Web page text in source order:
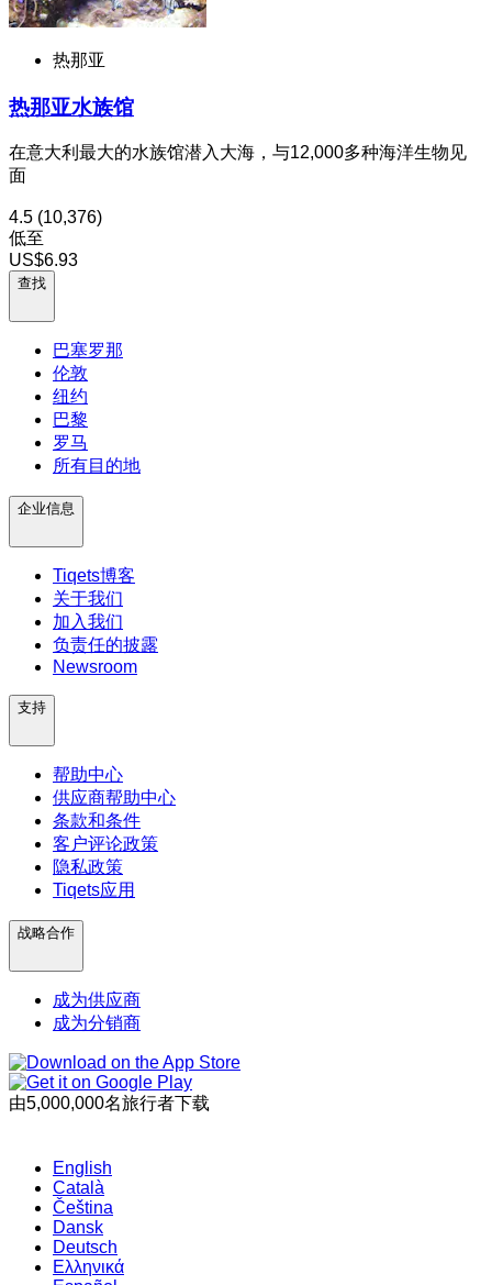
热那亚
热那亚水族馆
在意大利最大的水族馆潜入大海，与12,000多种海洋生物见
面
4.5 (10,376)
低至
US$6.93
查找
巴塞罗那
伦敦
纽约
巴黎
罗马
所有目的地
企业信息
Tiqets博客
关于我们
加入我们
负责任的披露
Newsroom
支持
帮助中心
供应商帮助中心
条款和条件
客户评论政策
隐私政策
Tiqets应用
战略合作
成为供应商
成为分销商
由5,000,000名旅行者下载
English
Català
Čeština
Dansk
Deutsch
Ελληνικά